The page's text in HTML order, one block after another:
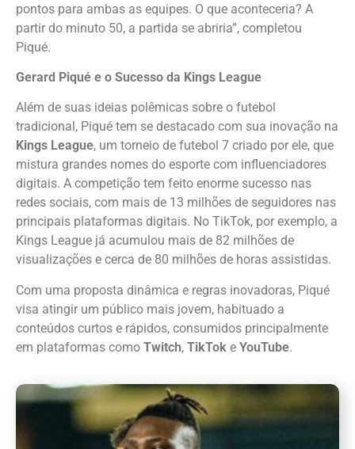
pontos para ambas as equipes. O que aconteceria? A
partir do minuto 50, a partida se abriria”, completou
Piqué.
Gerard Piqué e o Sucesso da Kings League
Além de suas ideias polêmicas sobre o futebol
tradicional, Piqué tem se destacado com sua inovação na
Kings League, um torneio de futebol 7 criado por ele, que
mistura grandes nomes do esporte com influenciadores
digitais. A competição tem feito enorme sucesso nas
redes sociais, com mais de 13 milhões de seguidores nas
principais plataformas digitais. No TikTok, por exemplo, a
Kings League já acumulou mais de 82 milhões de
visualizações e cerca de 80 milhões de horas assistidas.
Com uma proposta dinâmica e regras inovadoras, Piqué
visa atingir um público mais jovem, habituado a
conteúdos curtos e rápidos, consumidos principalmente
em plataformas como Twitch, TikTok e YouTube.